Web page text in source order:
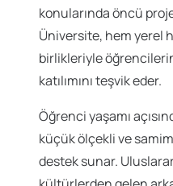
konularında öncü
Üniversite, hem yerel
birlikleriyle
katılımını teşvik eder.
Öğrenci yaşamı
küçük ölçekli ve
destek sunar.